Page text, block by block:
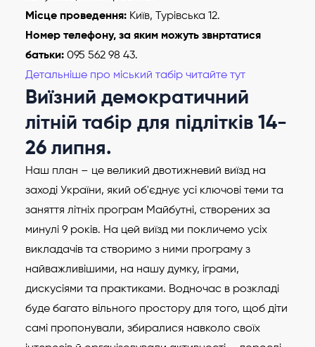
Місце проведення: Київ, Турівська 12.
Номер телефону, за яким можуть звнртатися
батьки: 095 562 98 43.
Детальніше про міський табір читайте тут
Виїзний демократичний
літній табір для підлітків 14-
26 липня.
Наш план – це великий двотижневий виїзд на
заході України, який об'єднує усі ключові теми та
заняття літніх програм Майбутні, створених за
минулі 9 років. На цей виїзд ми покличемо усіх
викладачів та створимо з ними програму з
найважливішими, на нашу думку, іграми,
дискусіями та практиками. Водночас в розкладі
буде багато вільного простору для того, щоб діти
самі пропонували, збиралися навколо своїх